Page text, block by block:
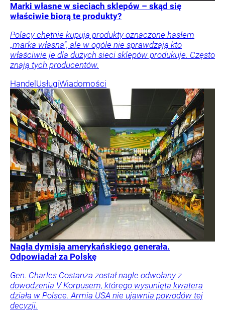
Marki własne w sieciach sklepów – skąd się
właściwie biorą te produkty?
Polacy chętnie kupują produkty oznaczone hasłem
„marka własna”, ale w ogóle nie sprawdzają kto
właściwie je dla dużych sieci sklepów produkuje. Często
znają tych producentów.
HandelUsługiWiadomości
Nagła dymisja amerykańskiego generała.
Odpowiadał za Polskę
Gen. Charles Costanza został nagle odwołany z
dowodzenia V Korpusem, którego wysunięta kwatera
działa w Polsce. Armia USA nie ujawnia powodów tej
decyzji.